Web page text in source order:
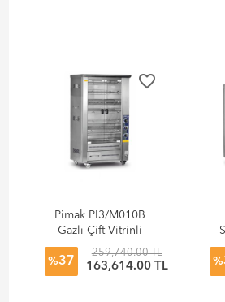
favorite_border
Pimak PI3/M010B
Gazlı Çift Vitrinli
Lavtaşlı Piliç
Makinesi
%37
259,740.00 TL
163,614.00 TL %